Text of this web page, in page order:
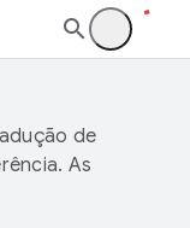
de
As